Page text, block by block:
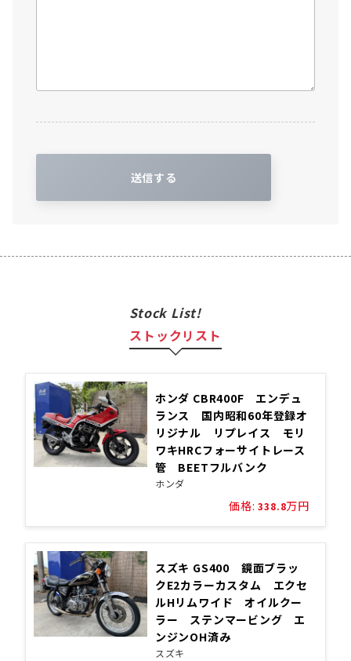
Stock List!
ストックリスト
ホンダ CBR400F エンデュ
ランス 国内昭和60年登録オ
リジナル リプレイス モリ
ワキHRCフォーサイトレース
管 BEETフルバンク
ホンダ
価格: 338.8万円
スズキ GS400 鏡面ブラッ
クE2カラーカスタム エクセ
ルHリムワイド オイルクー
ラー ステンマービング エ
ンジンOH済み
スズキ